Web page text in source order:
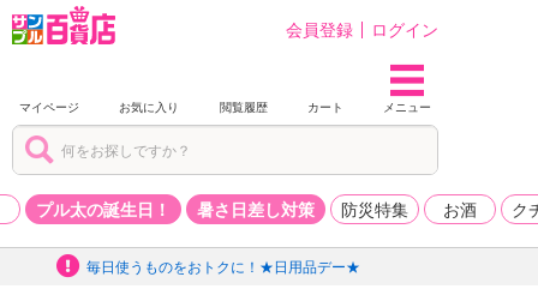
会員登録 ログイン
マイページ お気に入り 閲覧履歴 カート メニュー
プル太の誕生日！ 暑さ日差し対策 防災特集 お酒 ク
毎日使うものをおトクに！★日用品デー★